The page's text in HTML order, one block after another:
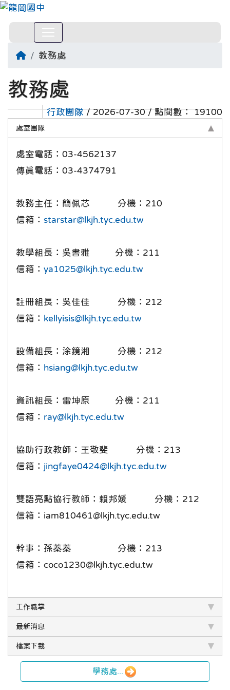
回首頁教務處
教務處
行政團隊/ 2026-07-30 / 點閱數： 19100
處室團隊
處室電話：03-4562137
傳真電話：03-4374791
教務主任：簡佩芯 分機：210
信箱： starstar@lkjh.tyc.edu.tw
教學組長：吳書雅 分機：211
信箱： ya1025@lkjh.tyc.edu.tw
註冊組長：吳佳佳 分機：212
信箱： kellyisis@lkjh.tyc.edu.tw
設備組長：涂鏡湘 分機：212
信箱： hsiang@lkjh.tyc.edu.tw
資訊組長：雷坤原 分機：211
信箱： ray@lkjh.tyc.edu.tw
協助行政教師：王敬斐 分機：213
信箱： jingfaye0424@lkjh.tyc.edu.tw
雙語亮點協行教師：賴邦媛 分機：212
信箱：iam810461@lkjh.tyc.edu.tw
幹事：孫蓁蓁 分機：213
信箱：coco1230@lkjh.tyc.edu.tw
工作職掌
最新消息
檔案下載
學務處...